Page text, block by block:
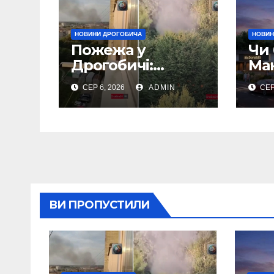
НОВИНИ ДРОГОБИЧА
Пожежа у
Дрогобичі:
Повідомляють
що горіло 5
гаражів (Відео)
СЕР 6, 2026 ADMIN
Чи
СЕР
ВИ ПРОПУСТИЛИ